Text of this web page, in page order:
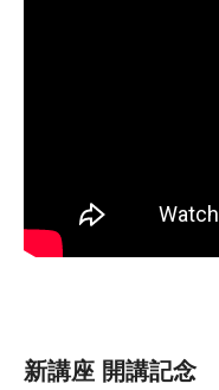
新講座 開講記念